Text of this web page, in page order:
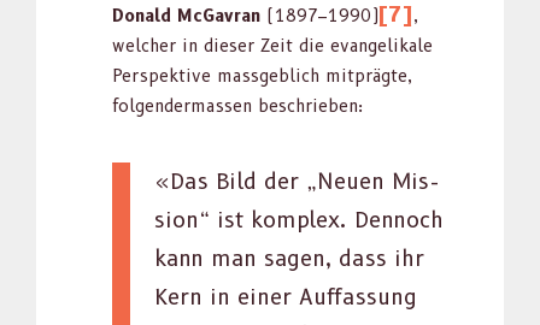
Don­ald McGavran(1897–1990)[7],
welch­er in dieser Zeit die evan­ge­likale
Per­spek­tive mass­ge­blich mit­prägte,
fol­gen­der­massen beschrieben:
«Das Bild der „Neuen Mis­
sion“ ist kom­plex. Den­noch
kann man sagen, dass ihr
Kern in ein­er Auf­fas­sung